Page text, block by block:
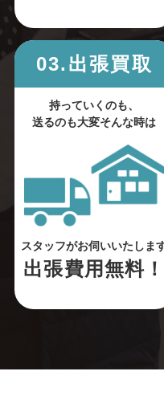
03.出張買取
持っていくのも、
送るのも大変そんな時は
スタッフがお伺いいたしま
出張費用無料！